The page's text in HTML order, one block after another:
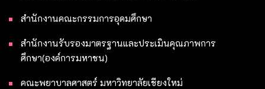
สำนักงานคณะกรรมการอุดมศึกษา
สำนักงานรับรองมาตรฐานและประเมินคุณภาพการ
ศึกษา(องค์การมหาชน)
คณะพยาบาลศาสตร์ มหาวิทยาลัยเชียงใหม่